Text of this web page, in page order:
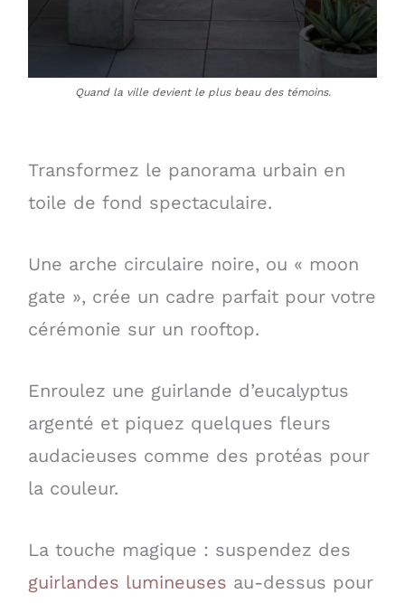
Quand la ville devient le plus beau des témoins.
Transformez le panorama urbain en
toile de fond spectaculaire.
Une arche circulaire noire, ou « moon
gate », crée un cadre parfait pour votre
cérémonie sur un rooftop.
Enroulez une guirlande d’eucalyptus
argenté et piquez quelques fleurs
audacieuses comme des protéas pour
la couleur.
La touche magique : suspendez des
guirlandes lumineuses au-dessus pour